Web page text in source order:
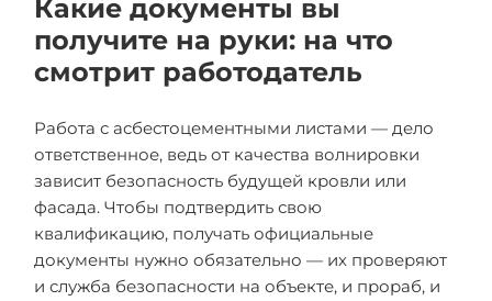
Какие документы вы
получите на руки: на что
смотрит работодатель
Работа с асбестоцементными листами — дело
ответственное, ведь от качества волнировки
зависит безопасность будущей кровли или
фасада. Чтобы подтвердить свою
квалификацию, получать официальные
документы нужно обязательно — их проверяют
и служба безопасности на объекте, и прораб, и